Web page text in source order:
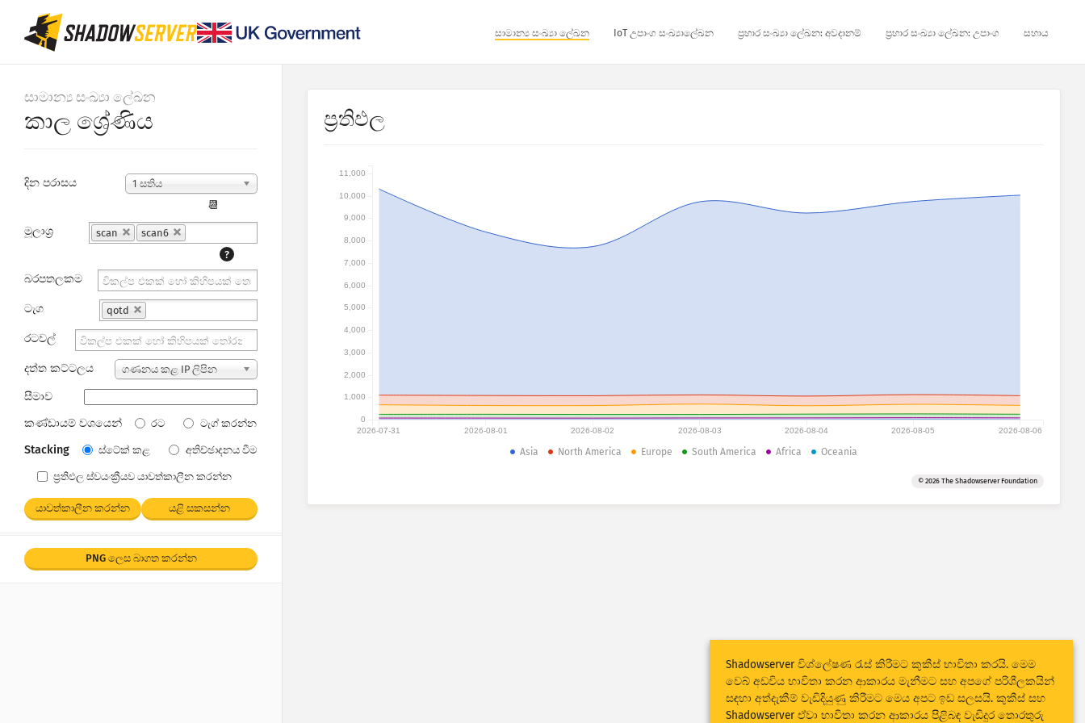
සාමාන්‍ය සංඛ්‍යා ලේඛන IoT උපාංග සංඛ්‍යාලේඛන ප්‍රහාර සංඛ්‍යා ලේඛන: අවදානම් ප්‍රහාර සංඛ්‍යා ලේඛන: උපාංග සහාය
සාමාන්‍ය සංඛ්‍යා ලේඛන
කාල ශ්‍රේණිය
දින පරාසය 1 සතිය
📆
මූලාශ්‍ර
scan
scan6
?
බරපතලකම
ටැග qotd
රටවල්
දත්ත කට්ටලය ගණනය කළ IP ලිපින
සීමාව
කණ්ඩායම් වශයෙන්
රට ටැග් කරන්න
Stacking ස්ටේක් කළ අතිච්ඡාදනය වීම
ප්‍රතිඵල ස්වයංක්‍රීයව යාවත්කාලීන කරන්න
යාවත්කාලීන කරන්න යළි සකසන්න
PNG ලෙස බාගත කරන්න
ප්‍රතිඵල
2026-07-31 2026-08-01 2026-08-02 2026-08-03 2026-08-04 2026-08-05 2026-08-06
0
1,000
2,000
3,000
4,000
5,000
6,000
7,000
8,000
9,000
10,000
11,000
Asia North America Europe South America Africa Oceania
© 2026 The Shadowserver Foundation
Shadowserver විශ්ලේෂණ රැස් කිරීමට කුකීස් භාවිතා කරයි. මෙම
වෙබ් අඩවිය භාවිතා කරන ආකාරය මැනීමට සහ අපගේ පරිශීලකයින්
සඳහා අත්දැකීම් වැඩිදියුණු කිරීමට මෙය අපට ඉඩ සලසයි. කුකීස් සහ
Shadowserver ඒවා භාවිතා කරන ආකාරය පිළිබඳ වැඩිදුර තොරතුරු